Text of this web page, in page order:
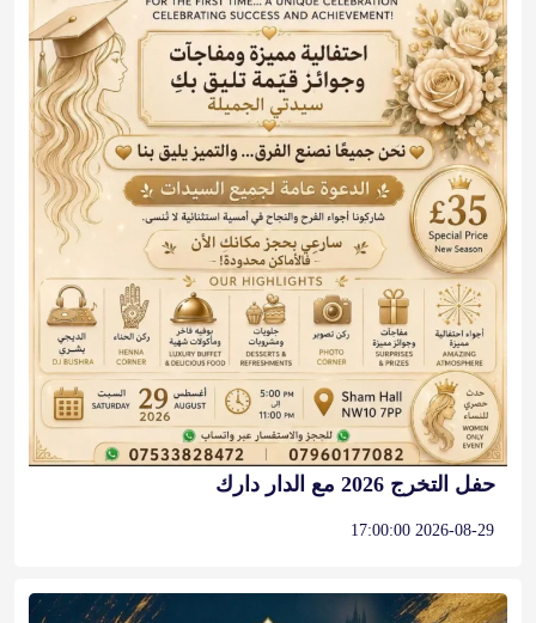
حفل التخرج 2026 مع الدار دارك
2026-08-29 17:00:00